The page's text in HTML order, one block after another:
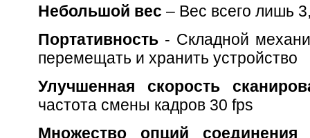
Небольшой вес – Вес всего лишь
Портативность - Складной
перемещать и хранить устройство
Улучшенная скорость
частота смены кадров 30 fps
Множество опций